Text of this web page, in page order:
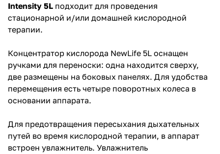
Intensity 5L подходит для проведения
стационарной и/или домашней кислородной
терапии.
Концентратор кислорода NewLife 5L оснащен
ручками для переноски: одна находится сверху,
две размещены на боковых панелях. Для удобства
перемещения есть четыре поворотных колеса в
основании аппарата.
Для предотвращения пересыхания дыхательных
путей во время кислородной терапии, в аппарат
встроен увлажнитель. Увлажнитель